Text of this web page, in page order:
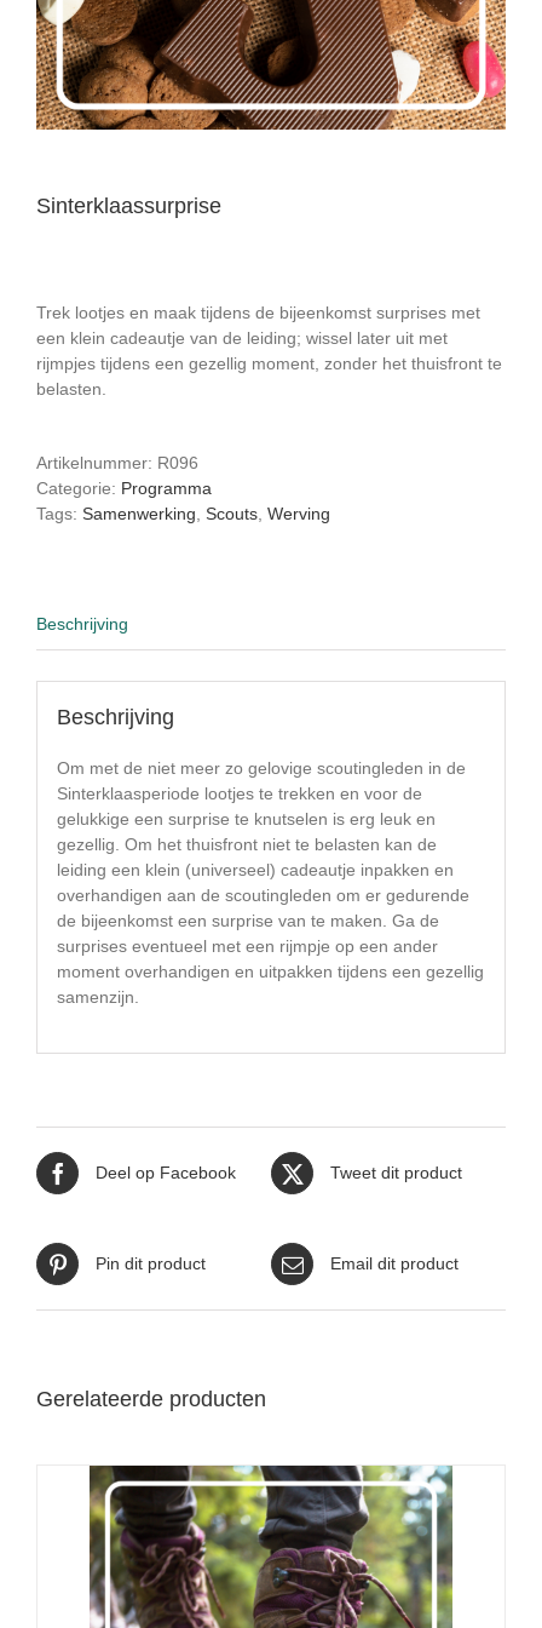
Sinterklaassurprise
Trek lootjes en maak tijdens de bijeenkomst surprises met
een klein cadeautje van de leiding; wissel later uit met
rijmpjes tijdens een gezellig moment, zonder het thuisfront te
belasten.
Artikelnummer: R096
Categorie: Programma
Tags: Samenwerking Scouts Werving
Beschrijving
Beschrijving
Om met de niet meer zo gelovige scoutingleden in de
Sinterklaasperiode lootjes te trekken en voor de
gelukkige een surprise te knutselen is erg leuk en
gezellig. Om het thuisfront niet te belasten kan de
leiding een klein (universeel) cadeautje inpakken en
overhandigen aan de scoutingleden om er gedurende
de bijeenkomst een surprise van te maken. Ga de
surprises eventueel met een rijmpje op een ander
moment overhandigen en uitpakken tijdens een gezellig
samenzijn.
Deel op Facebook Tweet dit product
Pin dit product Email dit product
Gerelateerde producten